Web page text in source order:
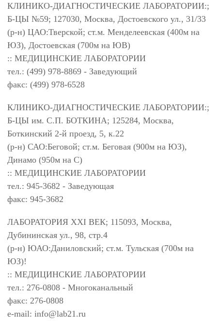
КЛИНИКО-ДИАГНОСТИЧЕСКИЕ ЛАБОРАТОРИИ:;
Б-ЦЫ №59; 127030, Москва, Достоевского ул., 31/33
(р-н) ЦАО:Тверской; ст.м. Менделеевская (400м на
ЮЗ), Достоевская (700м на ЮВ)
:: МЕДИЦИНСКИЕ ЛАБОРАТОРИИ
тел.: (499) 978-8869 - Заведующий
факс: (499) 978-6528
КЛИНИКО-ДИАГНОСТИЧЕСКИЕ ЛАБОРАТОРИИ:;
Б-ЦЫ им. С.П. БОТКИНА; 125284, Москва,
Боткинский 2-й проезд, 5, к.22
(р-н) САО:Беговой; ст.м. Беговая (900м на ЮЗ),
Динамо (950м на С)
:: МЕДИЦИНСКИЕ ЛАБОРАТОРИИ
тел.: 945-3682 - Заведующая
факс: 945-3682
ЛАБОРАТОРИЯ XXI ВЕК; 115093, Москва,
Дубининская ул., 98, стр.4
(р-н) ЮАО:Даниловский; ст.м. Тульская (700м на
ЮЗ)!
:: МЕДИЦИНСКИЕ ЛАБОРАТОРИИ
тел.: 276-0808 - Многоканальный
факс: 276-0808
e-mail: info@lab21.ru